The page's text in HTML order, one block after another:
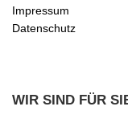
Impressum
Datenschutz
WIR SIND FÜR